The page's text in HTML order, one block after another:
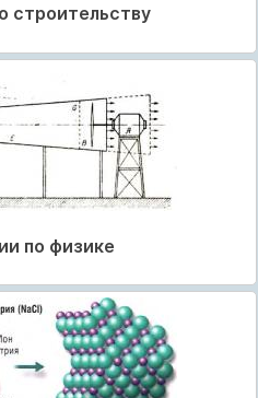
строительству
по физике